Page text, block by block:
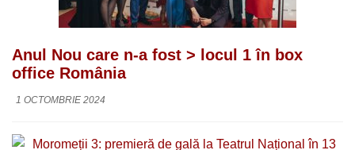
Anul Nou care n-a fost > locul 1 în box
office România
1 OCTOMBRIE 2024